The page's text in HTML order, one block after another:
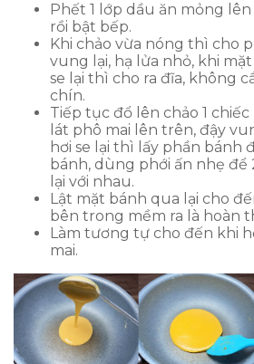
Phết 1 lớp dầu ăn mỏng
rồi bật bếp.
Khi chảo vừa nóng thì cho
vung lại, hạ lửa nhỏ, khi
se lại thì cho ra đĩa, không
chín.
Tiếp tục đổ lên chảo 1 chiếc
lát phô mai lên trên, đậy
hơi se lại thì lấy phần bánh
bánh, dùng phới ấn nhẹ
lại với nhau.
Lật mặt bánh qua lại cho
bên trong mềm ra là hoàn
Làm tương tự cho đến khi
mai.